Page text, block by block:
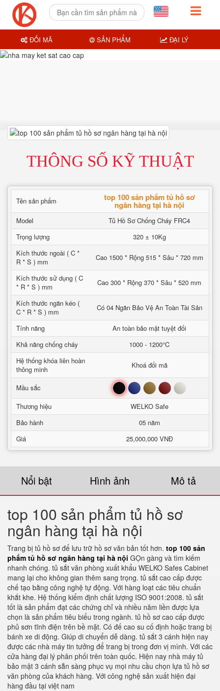
THÔNG SỐ KỸ THUẬT
Tên sản phẩm top 100 sản phẩm tủ hồ sơ
ngân hàng tại hà nội
Model
Tủ Hồ Sơ Chống Cháy FRC4
Trọng lượng
320 ± 10Kg
Kích thước ngoài ( C *
R * S ) mm
Cao 1500 * Rộng 515 * Sâu * 720 mm
Kích thước sử dụng ( C
* R * S ) mm
Cao 300 * Rộng 370 * Sâu * 520 mm
Kích thước ngăn kéo (
C * R * S ) mm
Có 04 Ngăn Bảo Vệ An Toàn Tài Sản
Tính năng
An toàn bảo mật tuyệt đối
Khả năng chống cháy
1000 - 1200°C
Hệ thống khóa liên hoàn
thông minh
Khoá đổi mã
Mầu sắc Đen Xanh Nâu Đỏ Trắng
Thương hiệu
WELKO Safe
Bảo hành
05 năm
Giá
25,000,000 VNĐ
Nổi bật Hình ảnh Mô tả
top 100 sản phẩm tủ hồ sơ
ngân hàng tại hà nội
Trang bị tủ hồ sơ để lưu trữ hồ sơ văn bản tốt hơn. top 100 sản
phẩm tủ hồ sơ ngân hàng tại hà nội GỌn gàng và tìm kiếm
nhanh chóng. tủ sắt văn phòng xuất khẩu WELKO Safes Cabinet
mang lại cho không gian thêm sang trọng. tủ sắt cao cấp được
chế tạo bằng công nghệ tự động. Với hàng loạt các tiêu chuẩn
khắt khe. Hệ thống kiểm định chất lượng ISO 9001:2008. tủ sắt
tốt là sản phẩm đạt các chứng chỉ và nhiều năm liền được lựa
chọn là sản phẩm tiêu biểu trong ngành. tủ hồ sơ cao cấp được
phủ sơn tĩnh điện trên bề mặt. Có đế cao su cố định hoặc trang bị
bánh xe di động. Giúp di chuyển dễ dàng. tủ sắt 3 cánh hiện nay
được các nhà máy tin tưởng để trang bị trong đơn vị mình. Với các
cửa hàng đại lý phân phối trên toàn quốc. Hiện nay nhà máy tủ
bảo mật 3 cánh sẵn sàng phục vụ mọi nhu cầu chọn lựa tủ hồ sơ
văn phòng của khách hàng. Với công nghệ sản xuất hiện đại
hàng đầu tại việt nam
ĐỔI MÃ SẢN PHẨM ĐẠI LÝ